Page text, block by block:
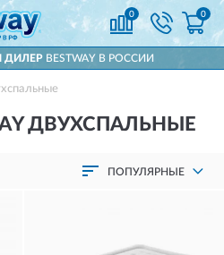
0 0
В РОССИИ
ДВУХСПАЛЬНЫЕ
ПОПУЛЯРНЫЕ